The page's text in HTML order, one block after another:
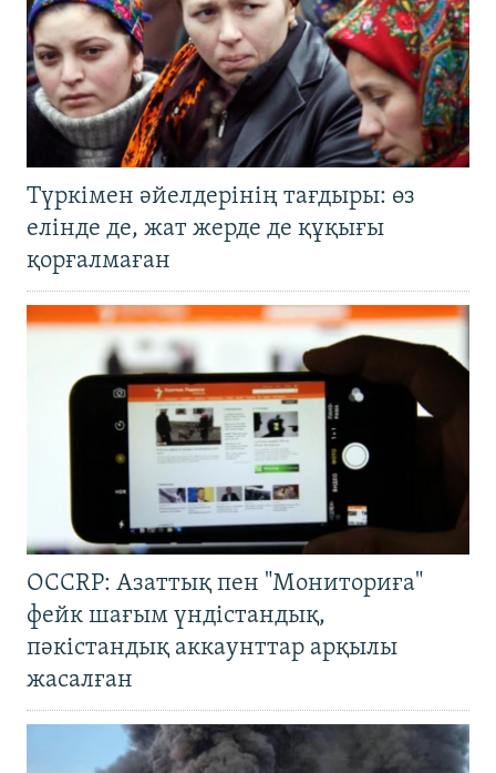
Түркімен әйелдерінің тағдыры: өз
елінде де, жат жерде де құқығы
қорғалмаған
OCCRP: Азаттық пен "Мониториға"
фейк шағым үндістандық,
пәкістандық аккаунттар арқылы
жасалған